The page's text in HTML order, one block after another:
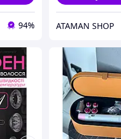
94% ATAMAN SHOP